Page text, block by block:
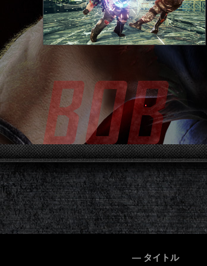
― タイトル